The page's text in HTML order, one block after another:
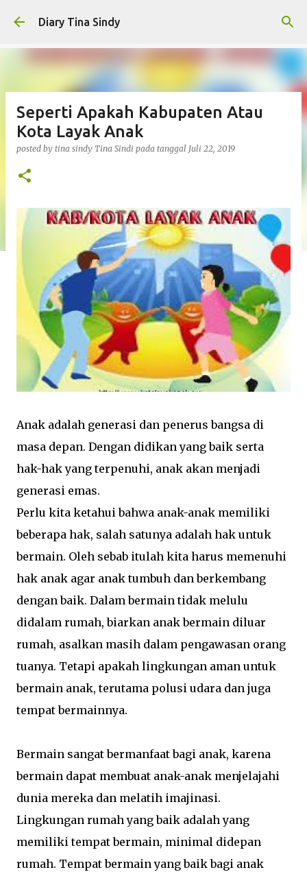
Langsung ke konten utama
Diary Tina Sindy
Seperti Apakah Kabupaten Atau
Kota Layak Anak
posted by tina sindy Tina Sindi pada tanggal Juli 22, 2019
Anak adalah generasi dan penerus bangsa di
masa depan. Dengan didikan yang baik serta
hak-hak yang terpenuhi, anak akan menjadi
generasi emas.
Perlu kita ketahui bahwa anak-anak memiliki
beberapa hak, salah satunya adalah hak untuk
bermain. Oleh sebab itulah kita harus memenuhi
hak anak agar anak tumbuh dan berkembang
dengan baik. Dalam bermain tidak melulu
didalam rumah, biarkan anak bermain diluar
rumah, asalkan masih dalam pengawasan orang
tuanya. Tetapi apakah lingkungan aman untuk
bermain anak, terutama polusi udara dan juga
tempat bermainnya.
Bermain sangat bermanfaat bagi anak, karena
bermain dapat membuat anak-anak menjelajahi
dunia mereka dan melatih imajinasi.
Lingkungan rumah yang baik adalah yang
memiliki tempat bermain, minimal didepan
rumah. Tempat bermain yang baik bagi anak